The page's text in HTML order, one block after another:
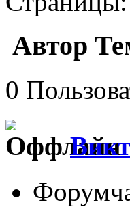
Автор
0